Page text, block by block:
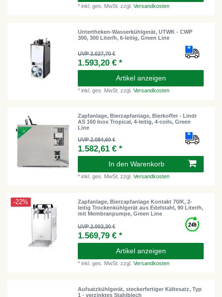
*inkl. ges. MwSt. zzgl.Versandkosten
Untertheken-Wasserkühlgerät, UTWK - CWP
300, 300 Liter/h, 6-leitig, Green Line
UVP 2.027,70 €
1.593,20 € *
Artikel anzeigen
*inkl. ges. MwSt. zzgl.Versandkosten
Zapfanlage, Bierzapfanlage, Bierkoffer - Lindr
AS 160 Inox Tropical, 4-leitig, 4-coils, Green
Line
UVP 2.084,60 €
1.582,61 € *
In den Warenkorb
*inkl. ges. MwSt. zzgl.Versandkosten
-22%
Zapfanlage, Bierzapfanlage Kontakt 70/K, 2-
leitig Trockenkühlgerät aus Edelstahl, 90 Liter/h,
mit Membranpumpe, Green Line
UVP 2.003,30 €
1.569,79 € *
Artikel anzeigen
*inkl. ges. MwSt. zzgl.Versandkosten
Aufsatzkühlgerät, steckerfertiger Kältesatz, Typ
1 - verzinktes Stahlblech